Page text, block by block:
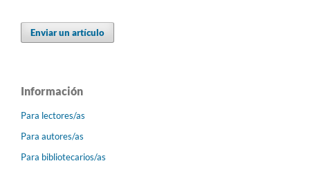
Enviar un artículo
Información
Para lectores/as
Para autores/as
Para bibliotecarios/as